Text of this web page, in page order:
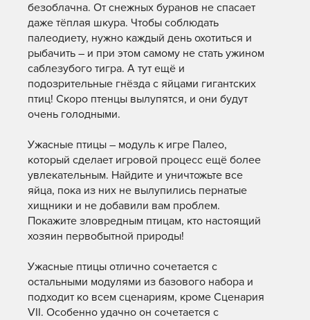
безоблачна. От снежных буранов не спасает
даже тёплая шкура. Чтобы соблюдать
палеодиету, нужно каждый день охотиться и
рыбачить – и при этом самому не стать ужином
саблезубого тигра. А тут ещё и
подозрительные гнёзда с яйцами гигантских
птиц! Скоро птенцы вылупятся, и они будут
очень голодными.
Ужасные птицы – модуль к игре Палео,
который сделает игровой процесс ещё более
увлекательным. Найдите и уничтожьте все
яйца, пока из них не вылупились пернатые
хищники и не добавили вам проблем.
Покажите зловредным птицам, кто настоящий
хозяин первобытной природы!
Ужасные птицы отлично сочетается с
остальными модулями из базового набора и
подходит ко всем сценариям, кроме Сценария
VII. Особенно удачно он сочетается с